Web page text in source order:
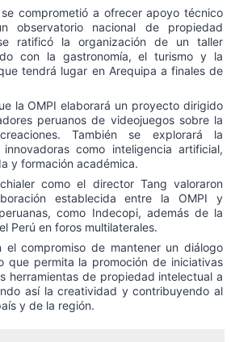
comprometió a ofrecer apoyo técnico
observatorio nacional de propiedad
ratificó la organización de un taller
con la gastronomía, el turismo y la
tendrá lugar en Arequipa a finales de
la OMPI elaborará un proyecto dirigido
peruanos de videojuegos sobre la
También se explorará la
como inteligencia artificial,
y formación académica.
como el director Tang valoraron
establecida entre la OMPI y
como Indecopi, además de la
Perú en foros multilaterales.
el compromiso de mantener un diálogo
que permita la promoción de iniciativas
herramientas de propiedad intelectual a
así la creatividad y contribuyendo al
y de la región.